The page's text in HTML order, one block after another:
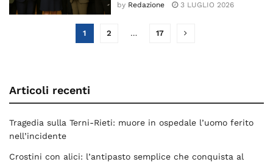
by Redazione 3 LUGLIO 2026
1 2 … 17
Articoli recenti
Tragedia sulla Terni-Rieti: muore in ospedale l’uomo ferito
nell’incidente
Crostini con alici: l’antipasto semplice che conquista al